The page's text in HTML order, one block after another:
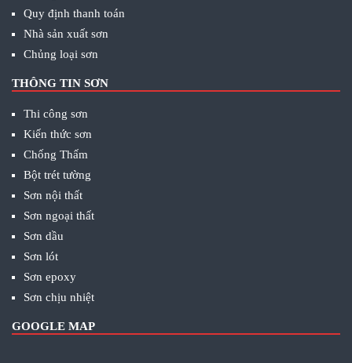
Quy định thanh toán
Nhà sản xuất sơn
Chủng loại sơn
THÔNG TIN SƠN
Thi công sơn
Kiến thức sơn
Chống Thấm
Bột trét tường
Sơn nội thất
Sơn ngoại thất
Sơn dầu
Sơn lót
Sơn epoxy
Sơn chịu nhiệt
GOOGLE MAP